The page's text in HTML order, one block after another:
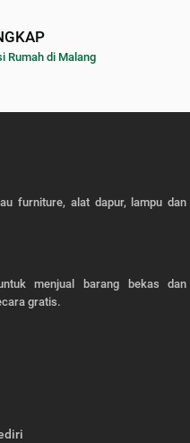
Rumah di Malang
furniture, alat dapur, lampu dan
menjual barang bekas dan
gratis.